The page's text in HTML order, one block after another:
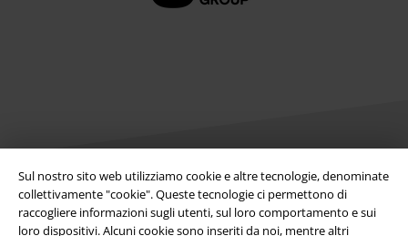
Sul nostro sito web utilizziamo cookie e altre tecnologie, denominate
collettivamente "cookie". Queste tecnologie ci permettono di
raccogliere informazioni sugli utenti, sul loro comportamento e sui
loro dispositivi. Alcuni cookie sono inseriti da noi, mentre altri
Info legali